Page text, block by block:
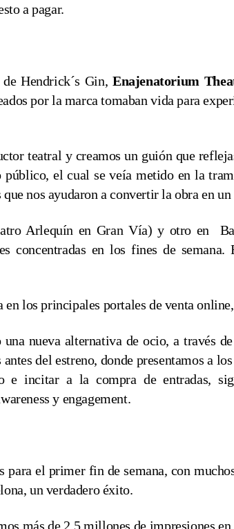
a pagar.
Hendrick´s Gin,Enajenatorium
por la marca tomaban vida para
teatral y creamos un guión que
público, el cual se veía metido en la
nos ayudaron a convertir la obra en un
Arlequín en Gran Vía) y otro en
concentradas en los fines de
en los principales portales de venta
nueva alternativa de ocio, a través
del estreno, donde presentamos a
e incitar a la compra de entradas,
y engagement.
para el primer fin de semana, con
un verdadero éxito.
más de 2,5 millones de impresiones